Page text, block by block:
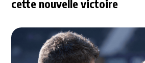
cette nouvelle victoire